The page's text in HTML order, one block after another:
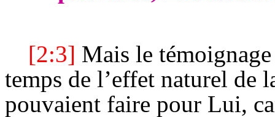
[2:3] Mais le
temps de l’effet naturel de
pouvaient faire pour Lui,